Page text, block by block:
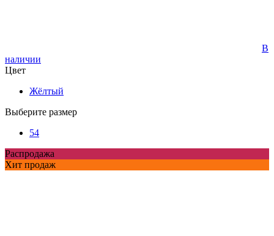
В
наличии
Цвет
Жёлтый
Выберите размер
54
Распродажа
Хит продаж